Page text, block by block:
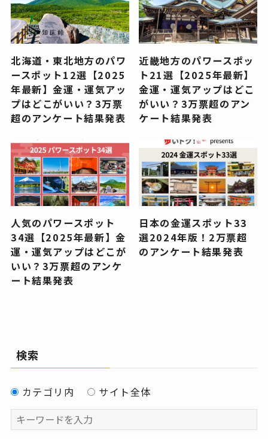
北海道・東北地方のパワ
ースポット12選【2025
年最新】金運・運気アッ
プはどこがいい？3万票
超のアンケート結果発表
近畿地方のパワースポッ
ト21選【2025年最新】
金運・運気アップはどこ
がいい？3万票超のアン
ケート結果発表
人気のパワースポット
34選【2025年最新】金
運・運気アップはどこが
いい？3万票超のアンケ
ート結果発表
日本の金運スポット33
選2024年版！2万票超
のアンケート結果発表
検索
カテゴリ内 サイト全体